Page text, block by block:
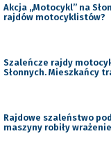
Akcja „Motocykl” na
rajdów motocyklistów?
Szaleńcze rajdy
Słonnych. Mieszkańcy
Rajdowe szaleństwo
maszyny robiły wrażenie